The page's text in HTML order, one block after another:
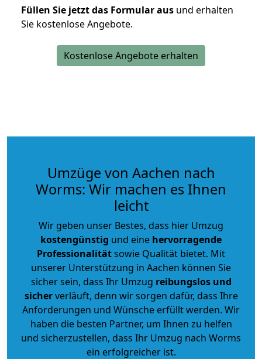
Füllen Sie jetzt das Formular aus und erhalten
Sie kostenlose Angebote.
Kostenlose Angebote erhalten
Umzüge von Aachen nach
Worms: Wir machen es Ihnen
leicht
Wir geben unser Bestes, dass hier Umzug
kostengünstig und eine hervorragende
Professionalitätsowie Qualität bietet. Mit
unserer Unterstützung in Aachen können Sie
sicher sein, dass Ihr Umzug reibungslos und
sicherverläuft, denn wir sorgen dafür, dass Ihre
Anforderungen und Wünsche erfüllt werden. Wir
haben die besten Partner, um Ihnen zu helfen
und sicherzustellen, dass Ihr Umzug nach Worms
ein erfolgreicher ist.